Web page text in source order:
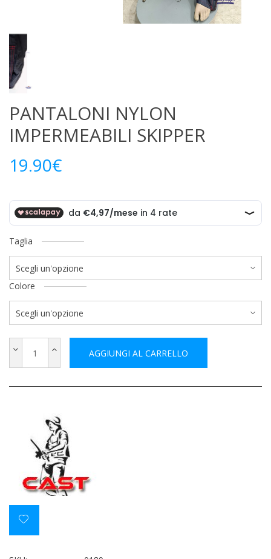
PANTALONI NYLON
IMPERMEABILI SKIPPER
19.90€
Taglia
Colore
AGGIUNGI AL CARRELLO